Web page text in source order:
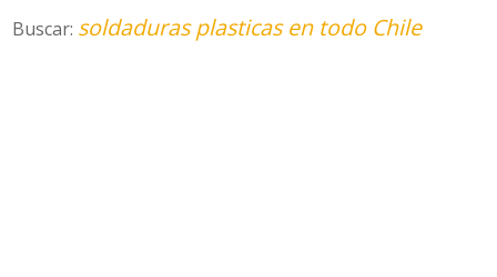
Buscar: soldaduras plasticas en todo Chile